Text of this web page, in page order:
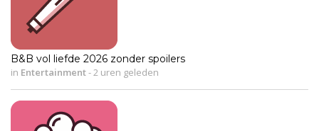
B&B vol liefde 2026 zonder spoilers
in Entertainment-2 uren geleden